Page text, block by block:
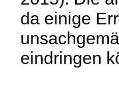
da einige
eindringen